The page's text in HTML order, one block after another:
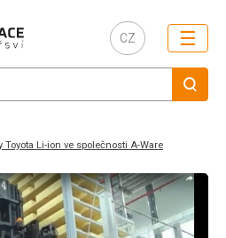
CZ ☰
Li-ion ve společnosti A-Ware